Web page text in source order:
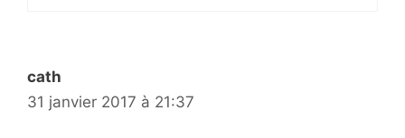
cath
31 janvier 2017 à 21:37